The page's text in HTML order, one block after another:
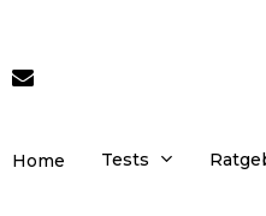
email
Home Tests